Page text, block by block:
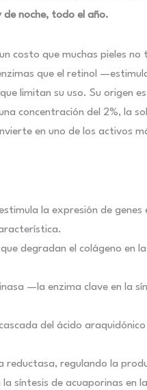
de noche, todo el año.
costo que muchas pieles
que el retinol
limitan su uso. Su origen
concentración del 2%, la
en uno de los activos
la expresión de genes
que degradan el colágeno en
—la enzima clave en la
del ácido
reductasa, regulando la
la síntesis de acuaporinas en